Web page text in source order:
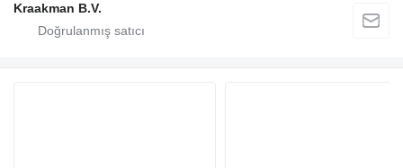
Kraakman B.V.